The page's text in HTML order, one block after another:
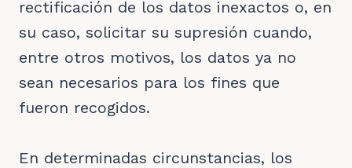
rectificación de los datos inexactos o, en
su caso, solicitar su supresión cuando,
entre otros motivos, los datos ya no
sean necesarios para los fines que
fueron recogidos.
En determinadas circunstancias, los